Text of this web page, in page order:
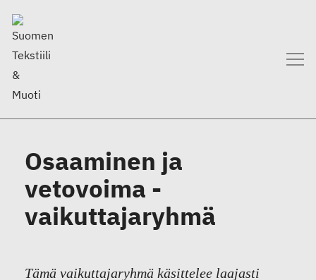
Osaaminen ja
vetovoima -
vaikuttajaryhmä
Tämä vaikuttajaryhmä käsittelee laajasti